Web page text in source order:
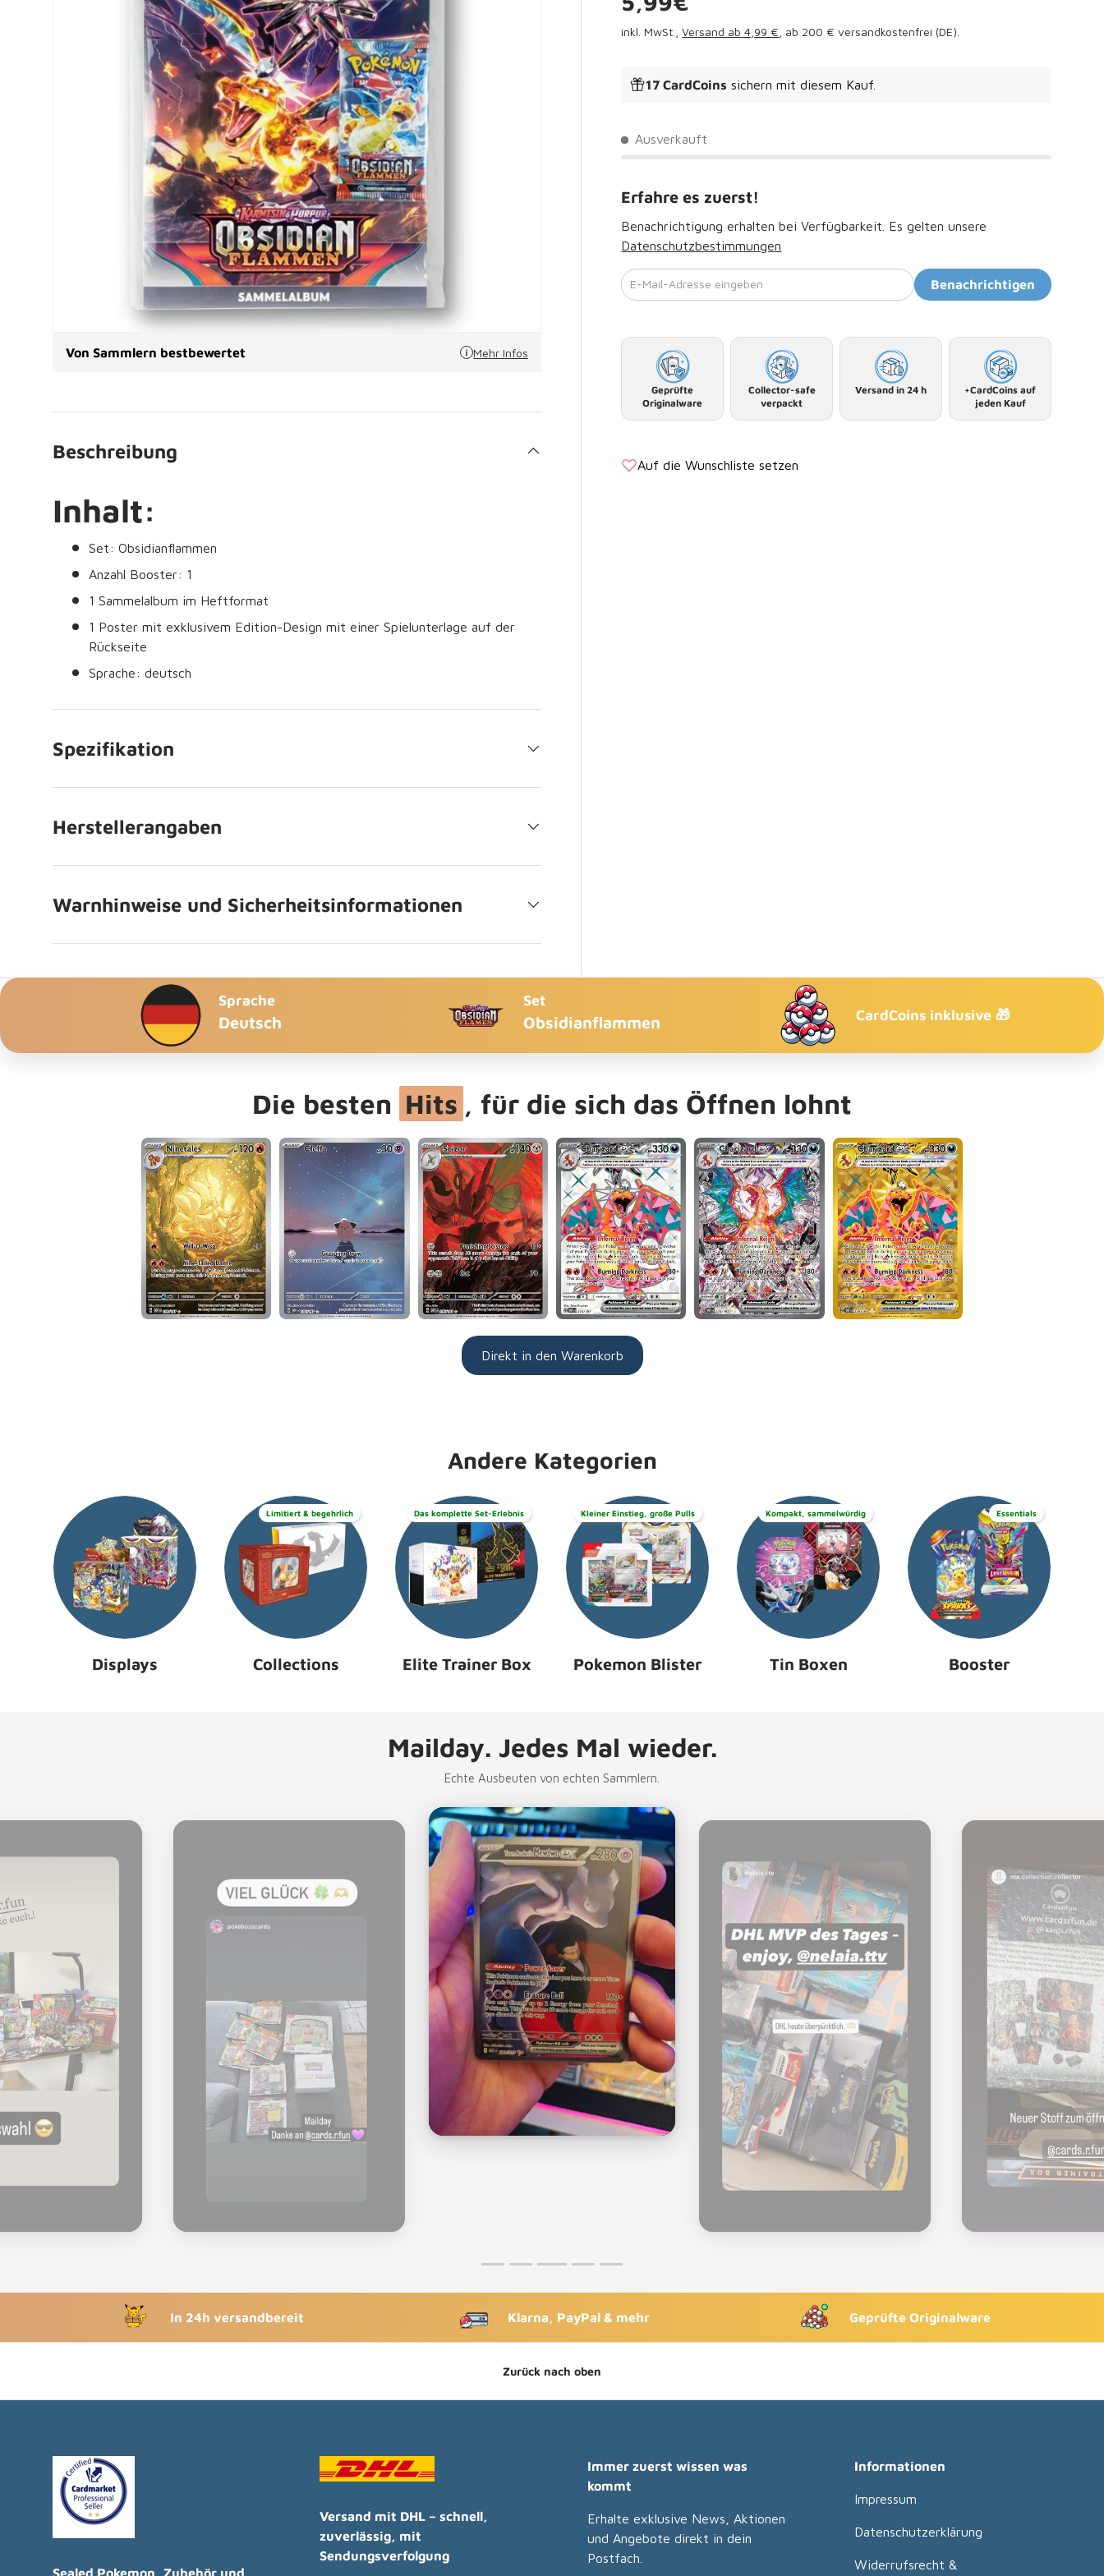
Von Sammlern bestbewertet Mehr Infos
inkl. MwSt.,Versand ab 4,99 € , ab 200 € versandkostenfrei (DE).
17 CardCoins sichern mit diesem Kauf.
Ausverkauft
Erfahre es zuerst!
Benachrichtigung erhalten bei Verfügbarkeit. Es gelten unsere
Datenschutzbestimmungen
E-Mail-Adresse eingeben Benachrichtigen
Geprüfte
Originalware
Collector-safe
verpackt
Versand in 24 h
+CardCoins auf
jeden Kauf
Auf die Wunschliste setzen
Beschreibung
Inhalt:
Set: Obsidianflammen
Anzahl Booster: 1
1 Sammelalbum im Heftformat
1 Poster mit exklusivem Edition-Design mit einer Spielunterlage auf der
Rückseite
Sprache: deutsch
Spezifikation
Herstellerangaben
Warnhinweise und Sicherheitsinformationen
Sprache
Deutsch
Set
Obsidianflammen CardCoins inklusive 🎁
Die besten Hits , für die sich das Öffnen lohnt
Direkt in den Warenkorb
Andere Kategorien
Displays
Limitiert & begehrlich
Collections
Das komplette Set-Erlebnis
Elite Trainer Box
Kleiner Einstieg, große Pulls
Pokemon Blister
Kompakt, sammelwürdig
Tin Boxen
Essentials
Booster
Mailday. Jedes Mal wieder.
Echte Ausbeuten von echten Sammlern.
In 24h versandbereit Klarna, PayPal & mehr Geprüfte Originalware
Zurück nach oben
Sealed Pokemon, Zubehör und
Versand mit DHL – schnell,
zuverlässig, mit
Sendungsverfolgung
Immer zuerst wissen was
kommt
Erhalte exklusive News, Aktionen
und Angebote direkt in dein
Postfach.
Informationen
Impressum
Datenschutzerklärung
Widerrufsrecht &